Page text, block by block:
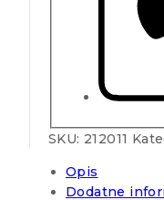
SKU: 212011
Opis
Dodatne